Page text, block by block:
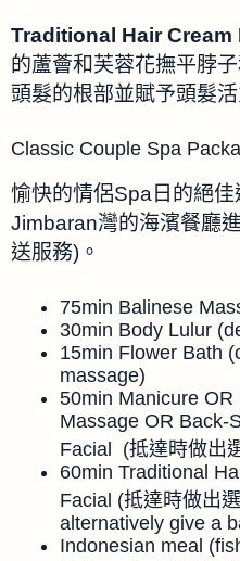
Traditional Hair Cream
的蘆薈和芙蓉花撫平脖
頭髮的根部並賦予頭髮活
Classic Couple Spa
愉快的情侶Spa日的絕
Jimbaran灣的海濱餐廳
送服務)。
75min Balinese
30min Body Lulur
15min Flower Bath
massage)
50min Manicure
Massage OR Back-
Facial (抵達時做出
60min Traditional
Facial (抵達時做出
alternatively give a
Indonesian meal